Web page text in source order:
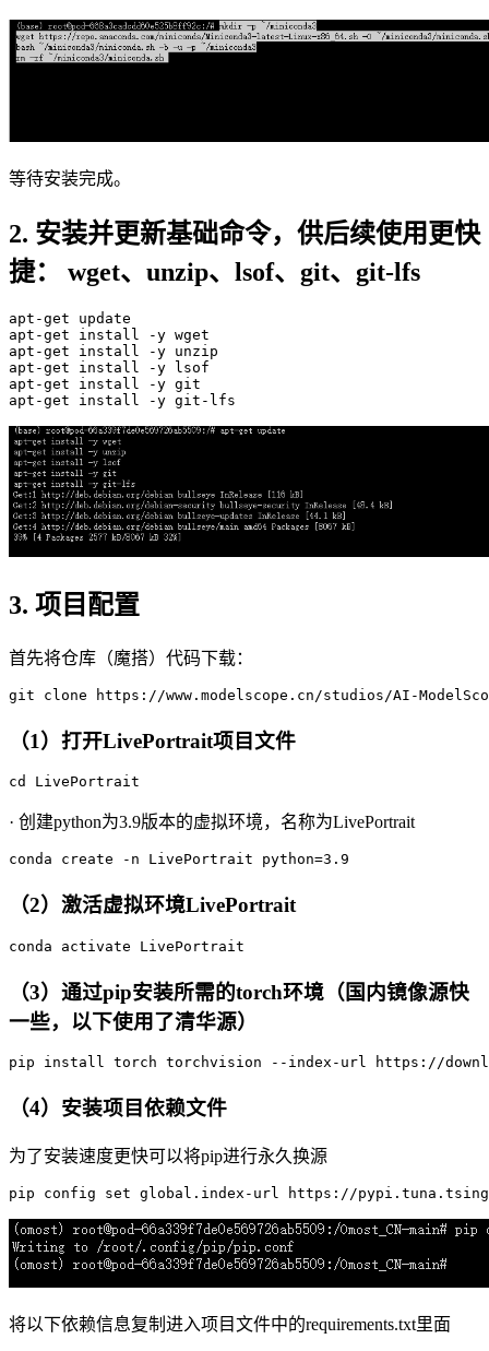
等待安装完成。
2. 安装并更新基础命令，供后续使用更快
捷： wget、unzip、lsof、git、git-lfs
apt-get
update
apt-get install -y wget
apt-get install -y unzip
apt-get install -y lsof
apt-get install -y git
apt-get
3. 项目配置
首先将仓库（魔搭）代码下载：
git
（1）打开LivePortrait项目文件
cd
· 创建python为3.9版本的虚拟环境，名称为LivePortrait
conda create -n LivePortrait python=3 . 9
（2）激活虚拟环境LivePortrait
conda
（3）通过pip安装所需的torch环境（国内镜像源快
一些，以下使用了清华源）
pip
（4）安装项目依赖文件
为了安装速度更快可以将pip进行永久换源
pip config set global .index-url https: //
将以下依赖信息复制进入项目文件中的requirements.txt里面